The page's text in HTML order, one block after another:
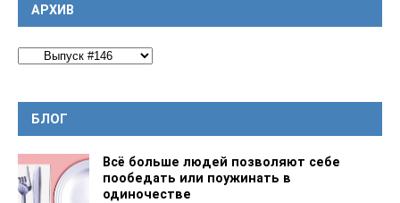
АРХИВ
БЛОГ
Всё больше людей позволяют себе
пообедать или поужинать в
одиночестве